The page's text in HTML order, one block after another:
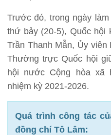
Trước đó, trong ngày
thứ bảy (20-5), Quốc hội
Trần Thanh Mẫn, Ủy
Thường trực Quốc hội
hội nước Cộng hòa xã
nhiệm kỳ 2021-2026.
Quá trình công tác
đồng chí Tô Lâm: